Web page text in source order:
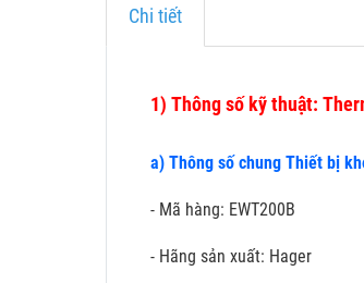
Chi tiết
1) Thông số kỹ thuật:
a) Thông số chung Thiết bị
- Mã hàng: EWT200B
- Hãng sản xuất: Hager